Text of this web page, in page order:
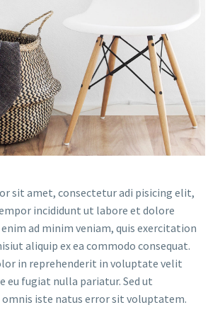
sit amet, consectetur adi pisicing elit,
incididunt ut labore et dolore
ad minim veniam, quis exercitation
aliquip ex ea commodo consequat.
in reprehenderit in voluptate velit
eu fugiat nulla pariatur. Sed ut
omnis iste natus error sit voluptatem.